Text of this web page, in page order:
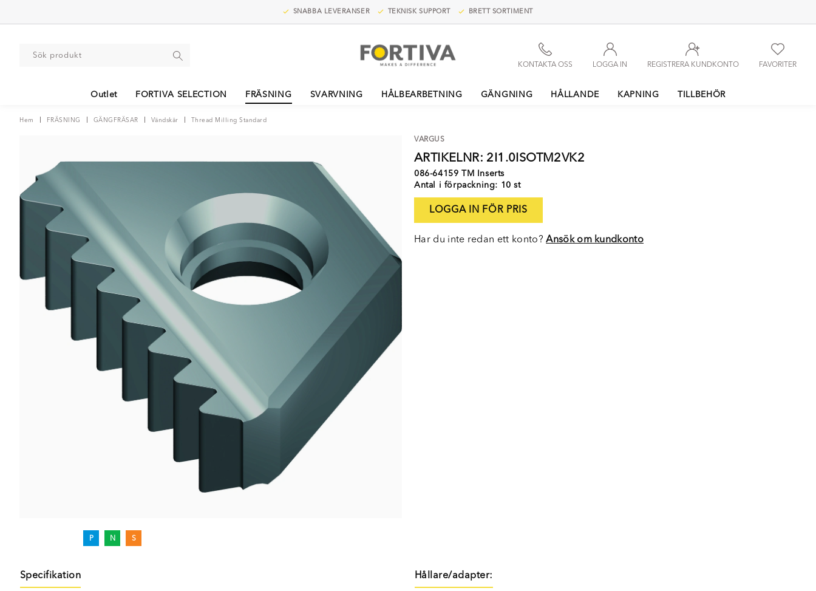
SNABBA LEVERANSER TEKNISK SUPPORT BRETT SORTIMENT
FAVORITER
REGISTRERA KUNDKONTO
LOGGA IN
KONTAKTA OSS
Outlet FORTIVA SELECTION FRÄSNING SVARVNING HÅLBEARBETNING GÄNGNING HÅLLANDE KAPNING TILLBEHÖR
Hem FRÄSNING GÄNGFRÄSAR Vändskär Thread Milling Standard
P N S
VARGUS
ARTIKELNR: 2I1.0ISOTM2VK2
086-64159 TM Inserts
Antal i förpackning: 10 st
LOGGA IN FÖR PRIS
Har du inte redan ett konto?Ansök om kundkonto
Specifikation Hållare/adapter: